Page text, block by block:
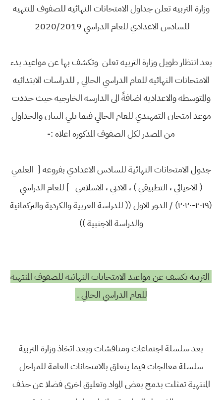
وزارة التربيه تعلن جداول الامتحانات النهائيه للصفوف المنتهيه
للسادس الاعدادي للعام الدراسي 2020/2019
بعد انتظار طويل وزارة التربيه تعلن وتكشف بها عن مواعيد بدء
الامتحانات النهائيه للعام الدراسي الحالي , للدراسات الابتدائيه
والمتوسطه والاعداديه اضافةً الى الدارسه الخارجيه حيث حددت
موعد امتحان التمهيدي للعام الحالي فيما يلي البيان والجداول
من المصدر لكل الصفوف المذكوره اعلاه :-
جدول الامتحانات النهائية للسادس الاعدادي بفروعه [ العلمي
( الاحيائي ، التطبيقي ) ، الادبي ، الاسلامي ] للعام الدراسي
(٢٠١٩-٢٠٢٠) / الدور الاول (( للدراسة العربية والكردية والتركمانية
والدراسة الاجنبية ))
التربية تكشف عن مواعيد الامتحانات النهائية للصفوف المنتهية
للعام الدراسي الحالي .
بعد سلسلة اجتماعات ومناقشات وبعد اتخاذ وزارة التربية
سلسلة معالجات فيما يتعلق بالامتحانات العامة للمراحل
المنتهية تمثلت بدمج بعض المواد وتعليق اخرى فضلا عن حذف